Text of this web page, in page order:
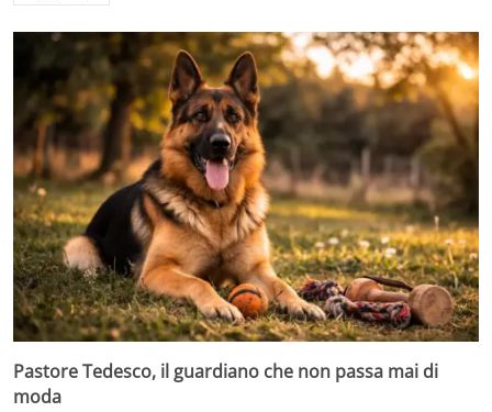
Pastore Tedesco, il guardiano che non passa mai di
moda